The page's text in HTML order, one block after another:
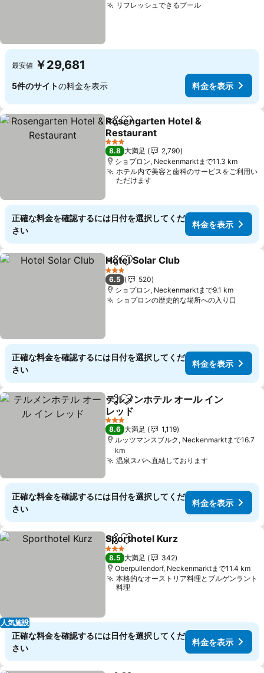
リフレッシュできるプール
最安値 ￥29,681
5件のサイトの料金を表示 料金を表示
シェアお気に入りに追加
Rosengarten Hotel &
Restaurant
3 ホテルのランク
8.8 大満足
2,790
ショプロン, Neckenmarktまで11.3 km
ホテル内で美容と歯科のサービスをご利用い
ただけます
正確な料金を確認するには日付を選択してくだ
さい
料金を表示
シェアお気に入りに追加
Hotel Solar Club
3 ホテルのランク
6.5
520
ショプロン, Neckenmarktまで9.1 km
ショプロンの歴史的な場所への入り口
正確な料金を確認するには日付を選択してくだ
さい
料金を表示
シェアお気に入りに追加
テルメンホテル オール イン
レッド
3 ホテルのランク
8.6 大満足
1,119
ルッツマンスブルク, Neckenmarktまで16.7
km
温泉スパへ直結しております
正確な料金を確認するには日付を選択してくだ
さい
料金を表示
人気施設
シェアお気に入りに追加
Sporthotel Kurz
3 ホテルのランク
8.5 大満足
342
Oberpullendorf, Neckenmarktまで11.4 km
本格的なオーストリア料理とブルゲンラント
料理
正確な料金を確認するには日付を選択してくだ
さい
料金を表示